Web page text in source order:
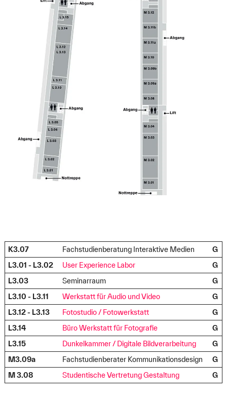
K3.07 Fachstudienberatung Interaktive Medien
G
L3.01 - L3.02
User Experience Labor
G
L3.03
Seminarraum
G
L3.10 - L3.11
Werkstatt für Audio und Video
G
L3.12 - L3.13
Fotostudio / Fotowerkstatt
G
L3.14
Büro Werkstatt für Fotografie
G
L3.15
Dunkelkammer / Digitale Bildverarbeitung
G
M3.09a
Fachstudienberater Kommunikationsdesign
G
M 3.08
Studentische Vertretung Gestaltung G